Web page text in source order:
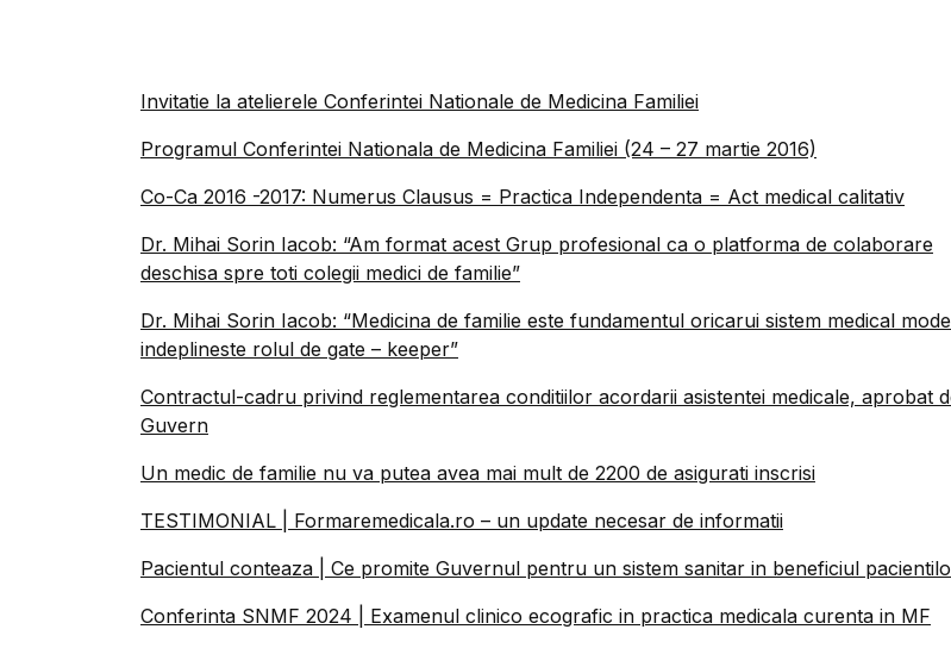
Invitatie la atelierele Conferintei Nationale de Medicina Familiei
Programul Conferintei Nationala de Medicina Familiei (24 – 27 martie 2016)
Co-Ca 2016 -2017: Numerus Clausus = Practica Independenta = Act medical calitativ
Dr. Mihai Sorin Iacob: “Am format acest Grup profesional ca o platforma de colaborare
deschisa spre toti colegii medici de familie”
Dr. Mihai Sorin Iacob: “Medicina de familie este fundamentul oricarui sistem medical
indeplineste rolul de gate – keeper”
Contractul-cadru privind reglementarea conditiilor acordarii asistentei medicale, aprobat
Guvern
Un medic de familie nu va putea avea mai mult de 2200 de asigurati inscrisi
TESTIMONIAL | Formaremedicala.ro – un update necesar de informatii
Pacientul conteaza | Ce promite Guvernul pentru un sistem sanitar in beneficiul
Conferinta SNMF 2024 | Examenul clinico ecografic in practica medicala curenta in MF